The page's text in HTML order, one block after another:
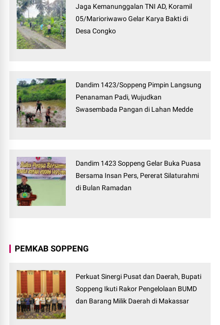
Jaga Kemanunggalan TNI AD, Koramil
05/Marioriwawo Gelar Karya Bakti di
Desa Congko
Dandim 1423/Soppeng Pimpin Langsung
Penanaman Padi, Wujudkan
Swasembada Pangan di Lahan Medde
Dandim 1423 Soppeng Gelar Buka Puasa
Bersama Insan Pers, Pererat Silaturahmi
di Bulan Ramadan
PEMKAB SOPPENG
Perkuat Sinergi Pusat dan Daerah, Bupati
Soppeng Ikuti Rakor Pengelolaan BUMD
dan Barang Milik Daerah di Makassar